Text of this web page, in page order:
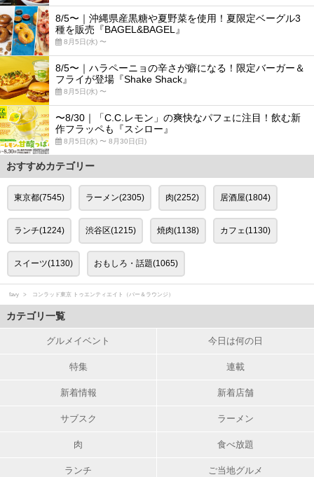
8/5〜｜沖縄県産黒糖や夏野菜を使用！夏限定ベーグル3
種を販売『BAGEL&BAGEL』
8月5日(水) 〜
8/5〜｜ハラペーニョの辛さが癖になる！限定バーガー＆
フライが登場『Shake Shack』
8月5日(水) 〜
〜8/30｜「C.C.レモン」の爽快なパフェに注目！飲む新
作フラッペも『スシロー』
8月5日(水) 〜 8月30日(日)
おすすめカテゴリー
東京都(7545) ラーメン(2305) 肉(2252) 居酒屋(1804)
ランチ(1224) 渋谷区(1215) 焼肉(1138) カフェ(1130)
スイーツ(1130) おもしろ・話題(1065)
favy コンラッド東京 トゥエンティエイト（バー＆ラウンジ）
カテゴリ一覧
グルメイベント 今日は何の日
特集 連載
新着情報 新着店舗
サブスク ラーメン
肉 食べ放題
ランチ ご当地グルメ